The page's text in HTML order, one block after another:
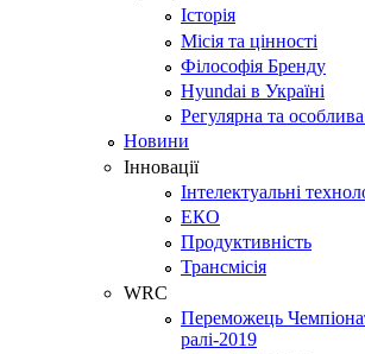
Історія
Місія та цінності
Філософія Бренду
Hyundai в Україні
Регулярна та
Новини
Інновації
Інтелектуальні
ЕКО
Продуктивність
Трансмісія
WRC
Переможець
ралі-2019